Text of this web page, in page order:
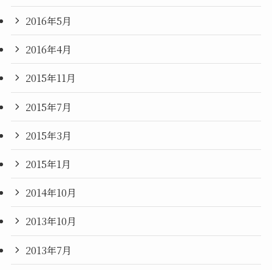
2016年5月
2016年4月
2015年11月
2015年7月
2015年3月
2015年1月
2014年10月
2013年10月
2013年7月